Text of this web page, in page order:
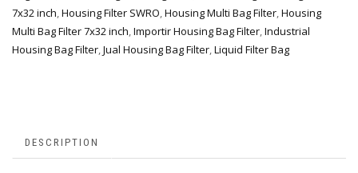
7x32 inch,Housing Filter SWRO,Housing Multi Bag Filter,Housing
Multi Bag Filter 7x32 inch,Importir Housing Bag Filter,Industrial
Housing Bag Filter,Jual Housing Bag Filter,Liquid Filter Bag
DESCRIPTION